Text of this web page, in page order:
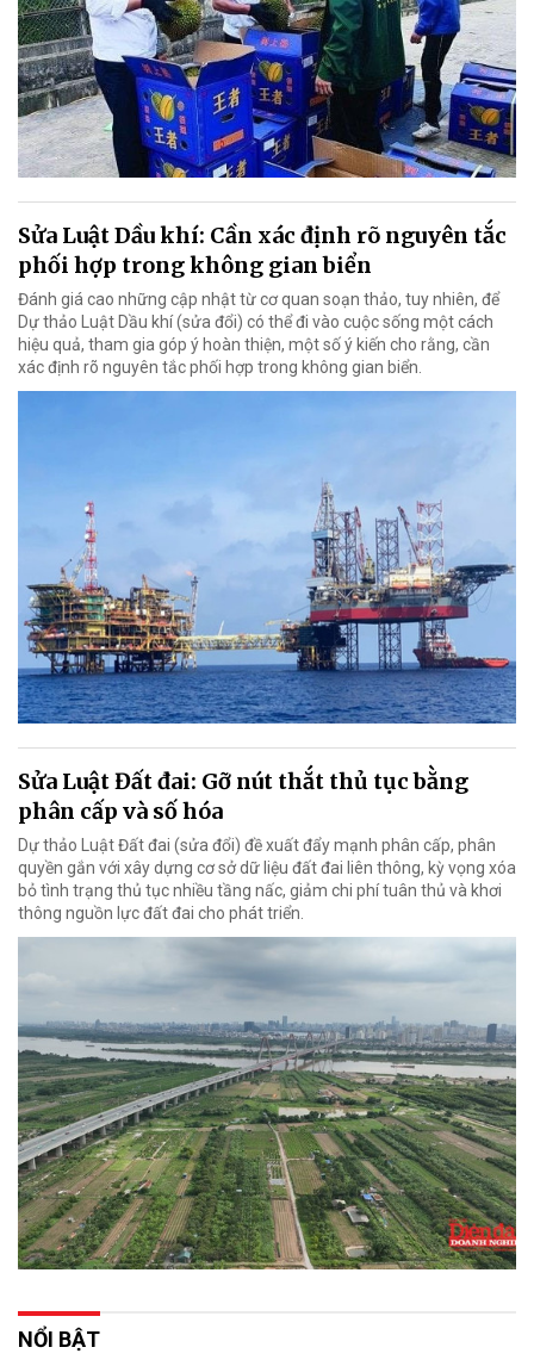
Sửa Luật Dầu khí: Cần xác định rõ nguyên tắc
phối hợp trong không gian biển
Đánh giá cao những cập nhật từ cơ quan soạn thảo, tuy nhiên, để
Dự thảo Luật Dầu khí (sửa đổi) có thể đi vào cuộc sống một cách
hiệu quả, tham gia góp ý hoàn thiện, một số ý kiến cho rằng, cần
xác định rõ nguyên tắc phối hợp trong không gian biển.
Sửa Luật Đất đai: Gỡ nút thắt thủ tục bằng
phân cấp và số hóa
Dự thảo Luật Đất đai (sửa đổi) đề xuất đẩy mạnh phân cấp, phân
quyền gắn với xây dựng cơ sở dữ liệu đất đai liên thông, kỳ vọng xóa
bỏ tình trạng thủ tục nhiều tầng nấc, giảm chi phí tuân thủ và khơi
thông nguồn lực đất đai cho phát triển.
NỔI BẬT